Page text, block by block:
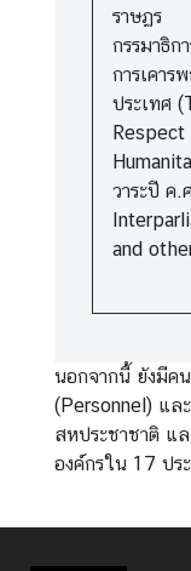
ราษฏร
กรรมาธิก
การเคาร
ประเทศ
วาระปี ค
and
นอกจากนี้ ยังมีค
(Personnel) แล
สหประชาชาติ แล
องค์กรใน 17 ปร